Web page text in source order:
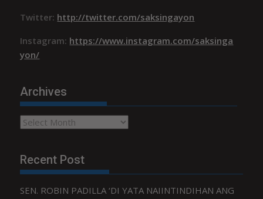
Twitter: http://twitter.com/saksingayon
Instagram: https://www.instagram.com/saksinga
yon/
Archives
Archives
Recent Post
SEN. ROBIN PADILLA ‘DI YATA NAIINTINDIHAN ANG